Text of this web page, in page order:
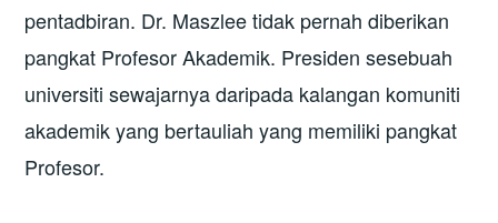
pentadbiran. Dr. Maszlee tidak pernah diberikan
pangkat Profesor Akademik. Presiden sesebuah
universiti sewajarnya daripada kalangan komuniti
akademik yang bertauliah yang memiliki pangkat
Profesor.